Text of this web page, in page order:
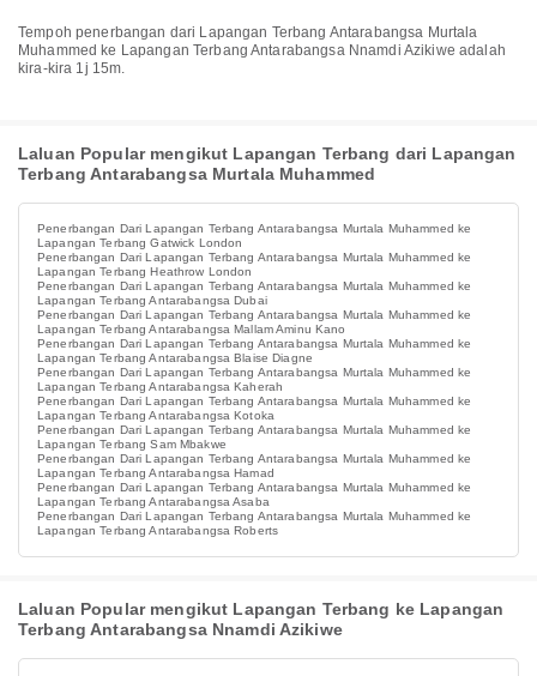
Tempoh penerbangan dari Lapangan Terbang Antarabangsa Murtala
Muhammed ke Lapangan Terbang Antarabangsa Nnamdi Azikiwe adalah
kira-kira 1j 15m.
Laluan Popular mengikut Lapangan Terbang dari Lapangan
Terbang Antarabangsa Murtala Muhammed
Penerbangan Dari Lapangan Terbang Antarabangsa Murtala Muhammed ke
Lapangan Terbang Gatwick London
Penerbangan Dari Lapangan Terbang Antarabangsa Murtala Muhammed ke
Lapangan Terbang Heathrow London
Penerbangan Dari Lapangan Terbang Antarabangsa Murtala Muhammed ke
Lapangan Terbang Antarabangsa Dubai
Penerbangan Dari Lapangan Terbang Antarabangsa Murtala Muhammed ke
Lapangan Terbang Antarabangsa Mallam Aminu Kano
Penerbangan Dari Lapangan Terbang Antarabangsa Murtala Muhammed ke
Lapangan Terbang Antarabangsa Blaise Diagne
Penerbangan Dari Lapangan Terbang Antarabangsa Murtala Muhammed ke
Lapangan Terbang Antarabangsa Kaherah
Penerbangan Dari Lapangan Terbang Antarabangsa Murtala Muhammed ke
Lapangan Terbang Antarabangsa Kotoka
Penerbangan Dari Lapangan Terbang Antarabangsa Murtala Muhammed ke
Lapangan Terbang Sam Mbakwe
Penerbangan Dari Lapangan Terbang Antarabangsa Murtala Muhammed ke
Lapangan Terbang Antarabangsa Hamad
Penerbangan Dari Lapangan Terbang Antarabangsa Murtala Muhammed ke
Lapangan Terbang Antarabangsa Asaba
Penerbangan Dari Lapangan Terbang Antarabangsa Murtala Muhammed ke
Lapangan Terbang Antarabangsa Roberts
Laluan Popular mengikut Lapangan Terbang ke Lapangan
Terbang Antarabangsa Nnamdi Azikiwe